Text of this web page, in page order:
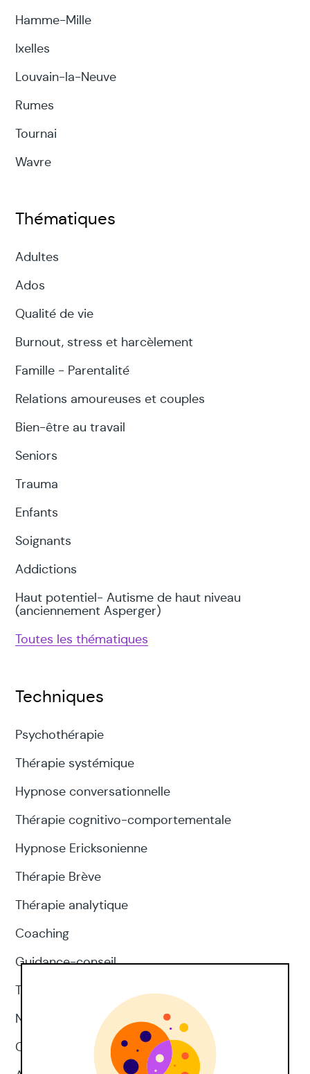
Hamme-Mille
Ixelles
Louvain-la-Neuve
Rumes
Tournai
Wavre
Thématiques
Adultes
Ados
Qualité de vie
Burnout, stress et harcèlement
Famille - Parentalité
Relations amoureuses et couples
Bien-être au travail
Seniors
Trauma
Enfants
Soignants
Addictions
Haut potentiel- Autisme de haut niveau
(anciennement Asperger)
Toutes les thématiques
Techniques
Psychothérapie
Thérapie systémique
Hypnose conversationnelle
Thérapie cognitivo-comportementale
Hypnose Ericksonienne
Thérapie Brève
Thérapie analytique
Coaching
Guidance-conseil
Thérapie d'acceptation et d'engagement
Neuropsychologie
CNV